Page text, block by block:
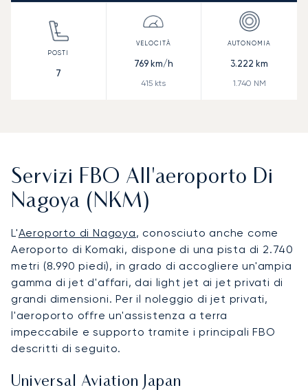
7
769km/h
415 kts
3.222 km
1.740 NM
Servizi FBO All'aeroporto Di
Nagoya (NKM)
L'Aeroporto di Nagoya, conosciuto anche come
Aeroporto di Komaki, dispone di una pista di 2.740
metri (8.990 piedi), in grado di accogliere un'ampia
gamma di jet d'affari, dai light jet ai jet privati di
grandi dimensioni. Per il noleggio di jet privati,
l'aeroporto offre un'assistenza a terra
impeccabile e supporto tramite i principali FBO
descritti di seguito.
Universal Aviation Japan